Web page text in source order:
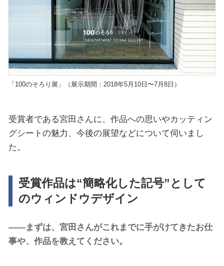
「100のそろり展」（展示期間：2018年5月10日〜7月8日）
受賞者である宮田さんに、作品への思いやカッティン
グシートの魅力、今後の展望などについて伺いまし
た。
受賞作品は“簡略化した記号”として
のウィンドウデザイン
――まずは、宮田さんがこれまでに手がけてきたお仕
事や、作品を教えてください。